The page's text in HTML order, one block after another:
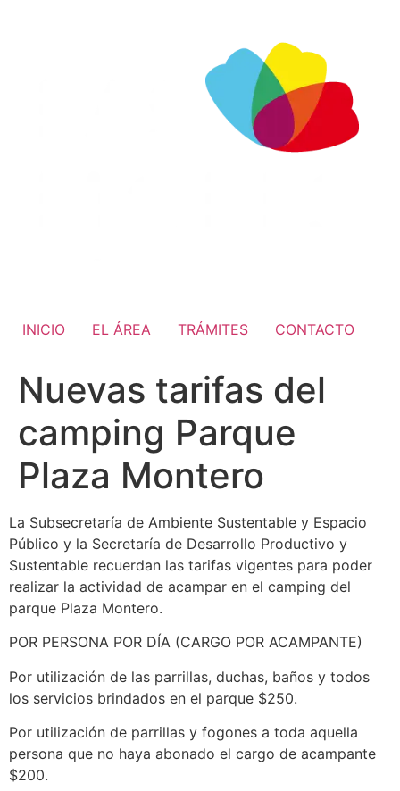
INICIO EL ÁREA TRÁMITES CONTACTO
Nuevas tarifas del
camping Parque
Plaza Montero
La Subsecretaría de Ambiente Sustentable y Espacio
Público y la Secretaría de Desarrollo Productivo y
Sustentable recuerdan las tarifas vigentes para poder
realizar la actividad de acampar en el camping del
parque Plaza Montero.
POR PERSONA POR DÍA (CARGO POR ACAMPANTE)
Por utilización de las parrillas, duchas, baños y todos
los servicios brindados en el parque $250.
Por utilización de parrillas y fogones a toda aquella
persona que no haya abonado el cargo de acampante
$200.